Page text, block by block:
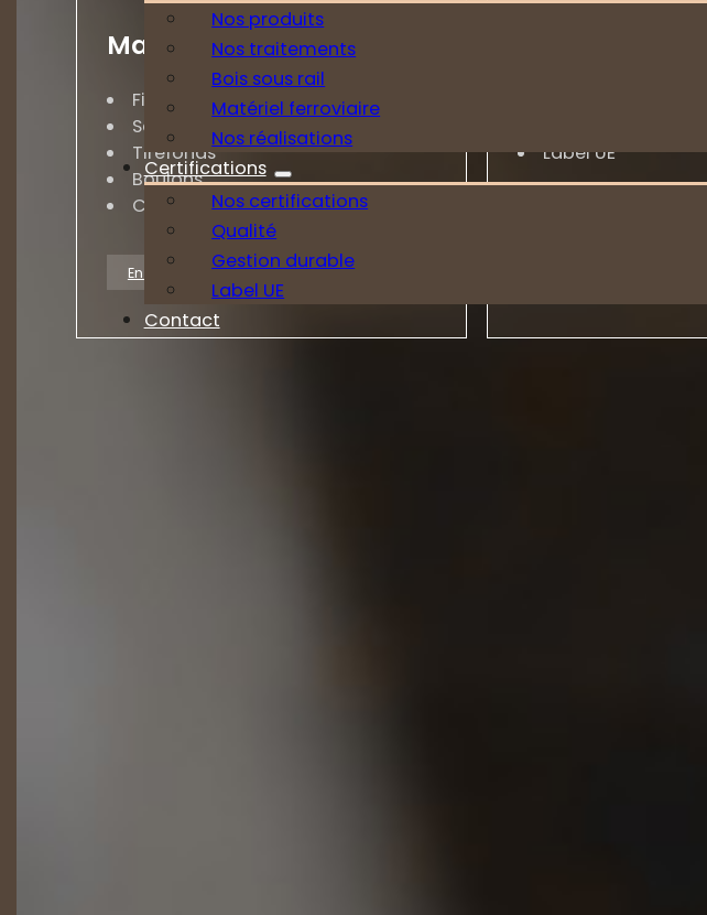
Nos produits
Nos traitements
Bois sous rail
Matériel ferroviaire
Nos réalisations
Certifications
Nos certifications
Qualité
Gestion durable
Label UE
Contact
Matériel ferroviaire
Fixations
Selles
Tirefonds
Boulons
Crochets
En savoir plus
Label UE